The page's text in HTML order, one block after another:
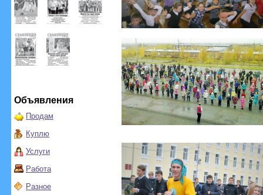
Объявления
Продам
Куплю
Услуги
Работа
Разное